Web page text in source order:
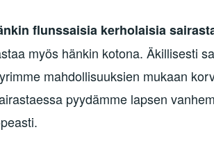
flunssaisia kerholaisia
myös hänkin kotona. Äkillisesti
mahdollisuuksien mukaan
pyydämme lapsen